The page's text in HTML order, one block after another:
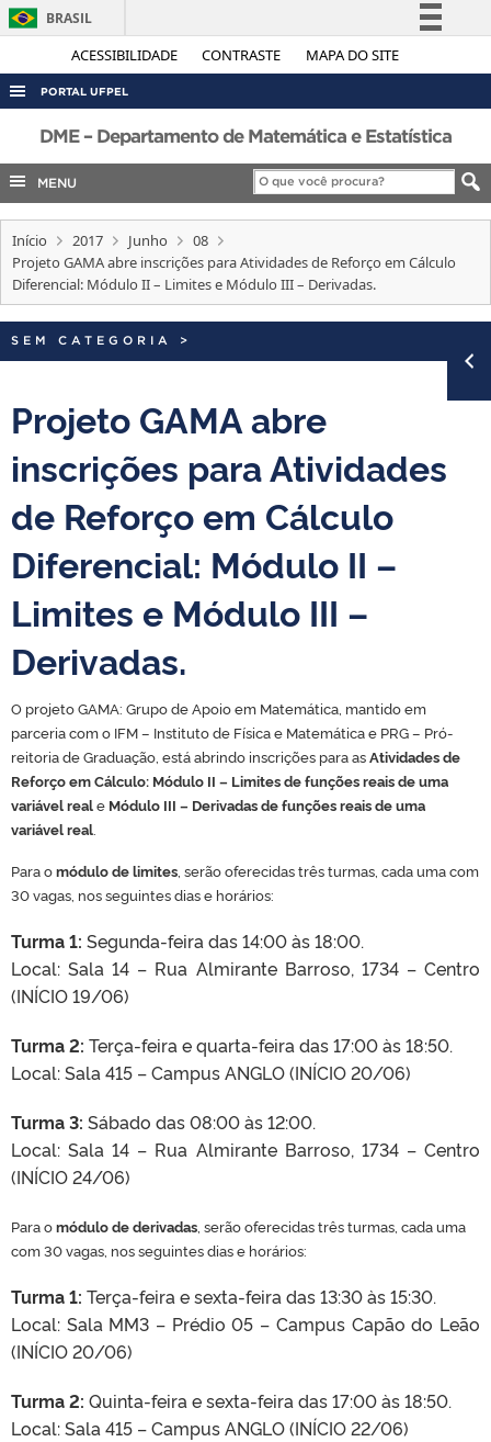
ACESSIBILIDADE CONTRASTE MAPA DO SITE
BRASIL
Simplifique!
Legislação
Canais
PORTAL UFPEL
ACESSO À INFORMAÇÃO
AUDITORIA
COBALTO
CONCURSOS
EDITAIS
TELEFONES
DME – Departamento de Matemática e Estatística
MENU
Início 2017 Junho
08
Projeto GAMA abre inscrições para Atividades de Reforço em Cálculo
Diferencial: Módulo II – Limites e Módulo III – Derivadas.
SEM CATEGORIA >
Projeto GAMA abre
inscrições para Atividades
de Reforço em Cálculo
Diferencial: Módulo II –
Limites e Módulo III –
Derivadas.
O projeto GAMA: Grupo de Apoio em Matemática, mantido em
parceria com o IFM – Instituto de Física e Matemática e PRG – Pró-
reitoria de Graduação, está abrindo inscrições para asAtividades de
Reforço em Cálculo: Módulo II – Limites de funções reais de uma
variável reale Módulo III – Derivadas de funções reais de uma
variável real
Para omódulo de limites , serão oferecidas três turmas, cada uma com
30 vagas, nos seguintes dias e horários:
Turma 1: Segunda-feira das 14:00 às 18:00.
Local: Sala 14 – Rua Almirante Barroso, 1734 – Centro
(INÍCIO 19/06)
Turma 2: Terça-feira e quarta-feira das 17:00 às 18:50.
Local: Sala 415 – Campus ANGLO (INÍCIO 20/06)
Turma 3: Sábado das 08:00 às 12:00.
Local: Sala 14 – Rua Almirante Barroso, 1734 – Centro
(INÍCIO 24/06)
Para omódulo de derivadas , serão oferecidas três turmas , cada uma
com 30 vagas, nos seguintes dias e horários:
Turma 1: Terça-feira e sexta-feira das 13:30 às 15:30.
Local: Sala MM3 – Prédio 05 – Campus Capão do Leão
(INÍCIO 20/06)
Turma 2: Quinta-feira e sexta-feira das 17:00 às 18:50.
Local: Sala 415 – Campus ANGLO (INÍCIO 22/06)